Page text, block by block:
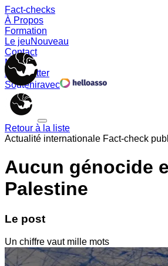
Fact-checks
À Propos
Formation
Le jeuNouveau
Contact
Memes
Newsletter
Souteniravec
Retour à la liste
Actualité internationale Fact-check
Aucun génocide
Palestine
Le post
Un chiffre vaut mille mots